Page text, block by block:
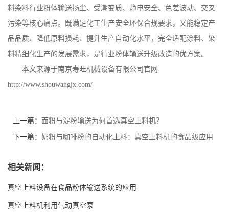
料染料行业粉体输送扬尘、受潮变质、静电安全、色差波动、交叉
污染等核心痛点。既满足化工生产安全环保合规要求，又能稳定产
品品质、降低原料损耗、提升生产自动化水平，完全适配涂料、染
料精细化生产的发展需求，是行业粉体输送升级改造的优方案。
本文来源于南京寿旺机械设备有限公司官网
http://www.shouwangjx.com/
上一篇： 面粉与淀粉输送为何首选真空上料机？
下一篇： 奶粉与咖啡粉的自动化上料：真空上料机的食品级应用
相关新闻：
真空上料设备在食品粉体输送系统的应用
真空上料机利用气动真空泵